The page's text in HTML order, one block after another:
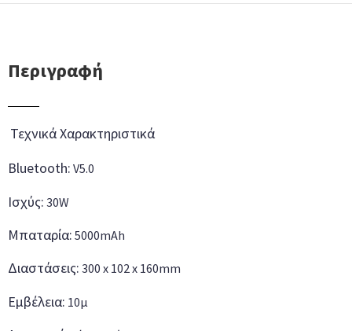
Περιγραφή
Τεχνικά Χαρακτηριστικά
Bluetooth: V5.0
Ισχύς: 30W
Μπαταρία: 5000mAh
Διαστάσεις: 300 x 102 x 160mm
Εμβέλεια: 10μ